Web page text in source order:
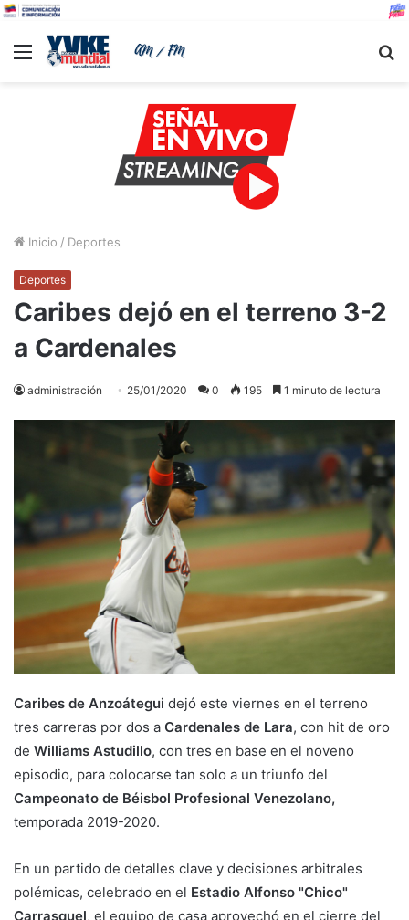
Menu
Inicio / Deportes
Deportes
Caribes dejó en el terreno 3-2
a Cardenales
administración 25/01/2020 0 195 1 minuto de lectura
Caribes de Anzoátegui dejó este viernes en el terreno
tres carreras por dos a Cardenales de Lara, con hit de oro
de Williams Astudillo, con tres en base en el noveno
episodio, para colocarse tan solo a un triunfo del
Campeonato de Béisbol Profesional Venezolano,
temporada 2019-2020.
En un partido de detalles clave y decisiones arbitrales
polémicas, celebrado en el Estadio Alfonso "Chico"
Carrasquel, el equipo de casa aprovechó en el cierre del